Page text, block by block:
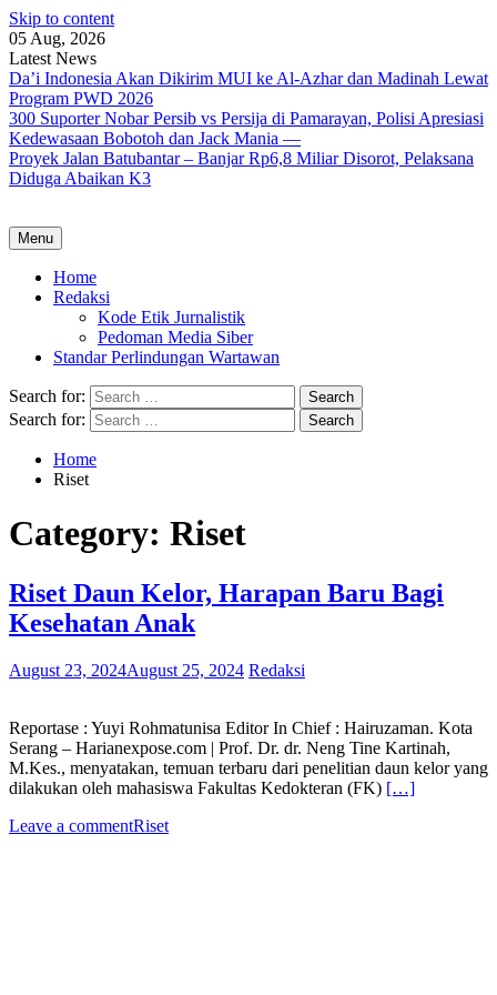
Skip to content
05 Aug, 2026
Latest News
Da’i Indonesia Akan Dikirim MUI ke Al-Azhar dan Madinah Lewat
Program PWD 2026
300 Suporter Nobar Persib vs Persija di Pamarayan, Polisi Apresiasi
Kedewasaan Bobotoh dan Jack Mania —
Proyek Jalan Batubantar – Banjar Rp6,8 Miliar Disorot, Pelaksana
Diduga Abaikan K3
Menu
Home
Redaksi
Kode Etik Jurnalistik
Pedoman Media Siber
Standar Perlindungan Wartawan
Search for:
Search for:
Home
Riset
Category: Riset
Riset Daun Kelor, Harapan Baru Bagi
Kesehatan Anak
August 23, 2024August 25, 2024 Redaksi
Reportase : Yuyi Rohmatunisa Editor In Chief : Hairuzaman. Kota
Serang – Harianexpose.com | Prof. Dr. dr. Neng Tine Kartinah,
M.Kes., menyatakan, temuan terbaru dari penelitian daun kelor yang
dilakukan oleh mahasiswa Fakultas Kedokteran (FK) […]
Leave a commentRiset